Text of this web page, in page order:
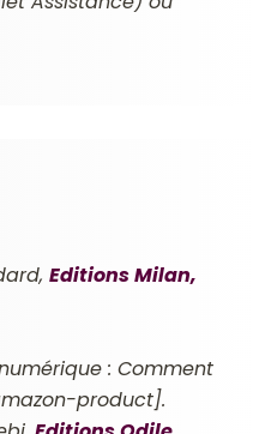
Editions Milan,
: Comment
product].